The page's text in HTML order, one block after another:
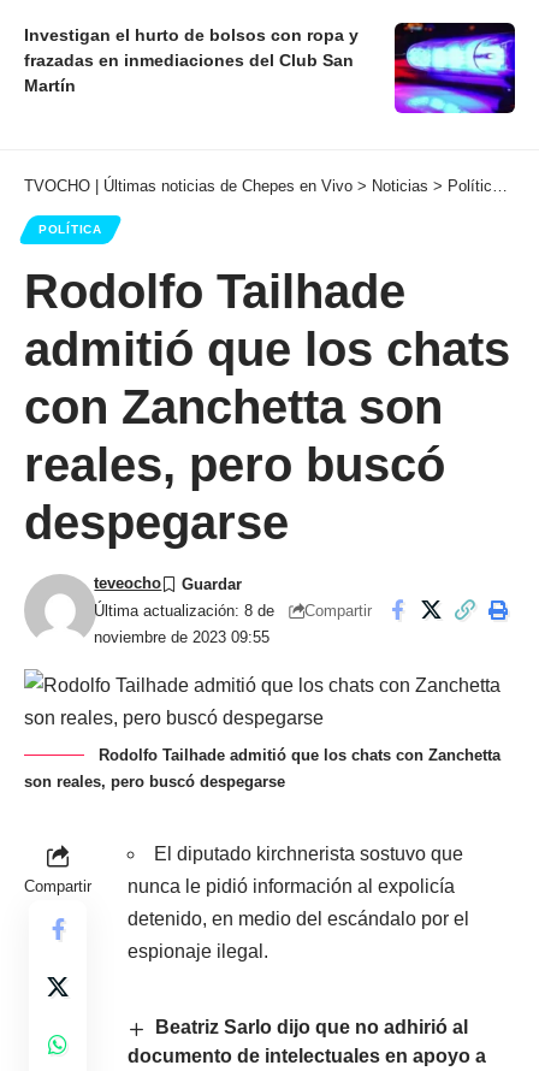
Investigan el hurto de bolsos con ropa y
frazadas en inmediaciones del Club San
Martín
TVOCHO | Últimas noticias de Chepes en Vivo > Noticias > Política >
POLÍTICA
Rodolfo Tailhade
admitió que los chats
con Zanchetta son
reales, pero buscó
despegarse
Última actualización: 8 de
noviembre de 2023 09:55
teveocho
Compartir
Rodolfo Tailhade admitió que los chats con Zanchetta
son reales, pero buscó despegarse
Compartir
El diputado kirchnerista sostuvo que
nunca le pidió información al expolicía
detenido, en medio del escándalo por el
espionaje ilegal.
Beatriz Sarlo dijo que no adhirió al
documento de intelectuales en apoyo a